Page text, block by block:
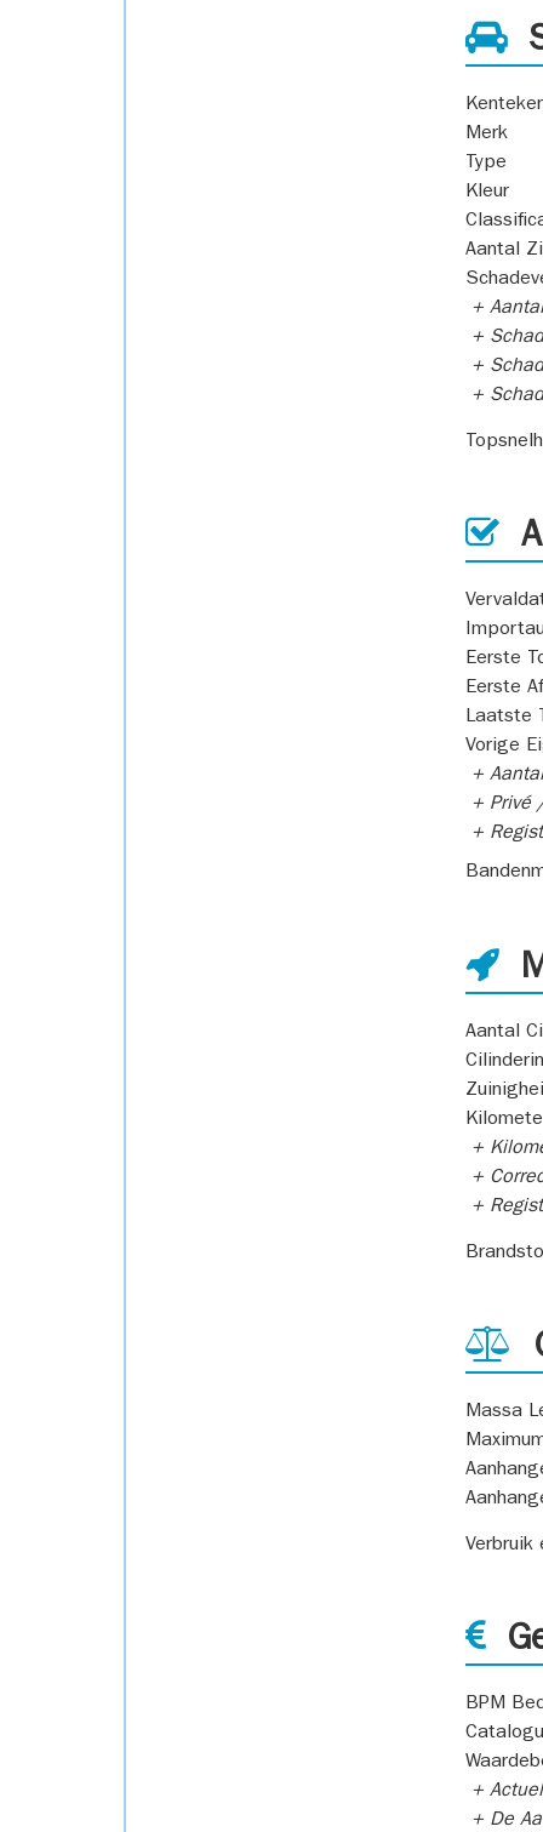
Merk
Type
Kleur
Aantal
+
+
+
+
Eerste
Eerste
Laatste
Vorige
+
+ Privé
+
Aantal
+
+
+
Massa
Verbruik
BPM
+
+ De